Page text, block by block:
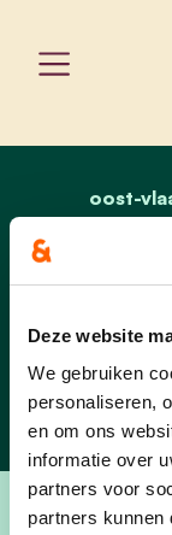
Deze website
We gebruiken
personaliseren,
en om ons
informatie over
partners voor
partners kunnen
oost-
Lut